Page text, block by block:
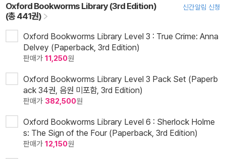
Oxford Bookworms Library (3rd Edition)
(총 441권)
신간알림 신청
Oxford Bookworms Library Level 3 : True Crime: Anna
Delvey (Paperback, 3rd Edition)
판매가 11,250원
Oxford Bookworms Library Level 3 Pack Set (Paperb
ack 34권, 음원 미포함, 3rd Edition)
판매가 382,500원
Oxford Bookworms Library Level 6 : Sherlock Holme
s: The Sign of the Four (Paperback, 3rd Edition)
판매가 12,150원